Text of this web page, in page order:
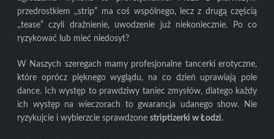
przedrostkiem ,,strip” ma coś wspólnego, lecz z drugą częścią
,,tease” czyli drażnienie, uwodzenie już niekoniecznie. Po co
ryzykować lub mieć niedosyt?
W Naszych szeregach mamy profesjonalne tancerki erotyczne,
które oprócz pięknego wyglądu, na co dzień uprawiają pole
dance. Ich występ to prawdziwy taniec zmysłów, dlatego każdy
ich występ na wieczorach to gwarancja udanego show. Nie
ryzykujcie i wybierzcie sprawdzone striptizerki w Łodzi.